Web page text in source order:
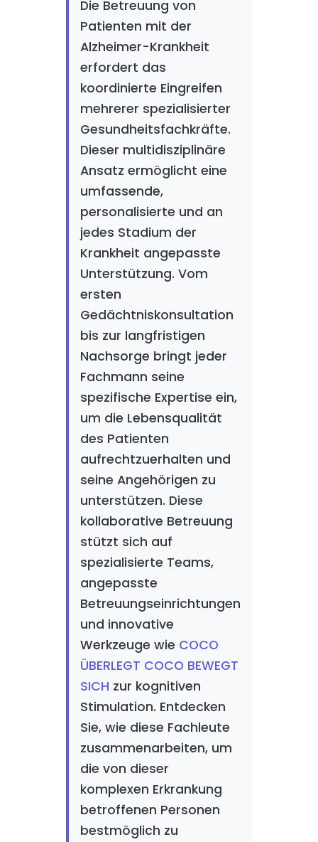
Die Betreuung von
Patienten mit der
Alzheimer-Krankheit
erfordert das
koordinierte Eingreifen
mehrerer spezialisierter
Gesundheitsfachkräfte.
Dieser multidisziplinäre
Ansatz ermöglicht eine
umfassende,
personalisierte und an
jedes Stadium der
Krankheit angepasste
Unterstützung. Vom
ersten
Gedächtniskonsultation
bis zur langfristigen
Nachsorge bringt jeder
Fachmann seine
spezifische Expertise ein,
um die Lebensqualität
des Patienten
aufrechtzuerhalten und
seine Angehörigen zu
unterstützen. Diese
kollaborative Betreuung
stützt sich auf
spezialisierte Teams,
angepasste
Betreuungseinrichtungen
und innovative
Werkzeuge wie COCO
ÜBERLEGT COCO BEWEGT
SICH zur kognitiven
Stimulation. Entdecken
Sie, wie diese Fachleute
zusammenarbeiten, um
die von dieser
komplexen Erkrankung
betroffenen Personen
bestmöglich zu